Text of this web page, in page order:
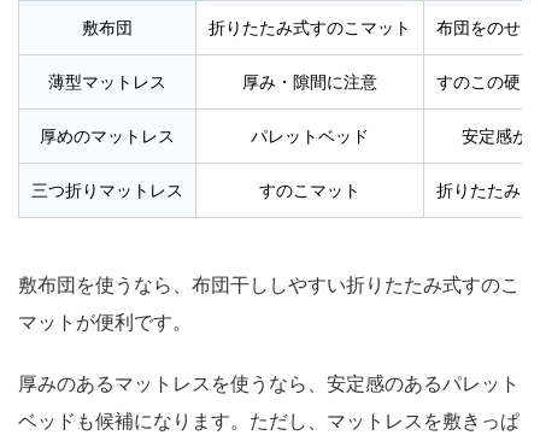
敷布団 折りたたみ式すのこマット 布団をのせ
薄型マットレス 厚み・隙間に注意 すのこの硬
厚めのマットレス パレットベッド 安定感が
三つ折りマットレス すのこマット 折りたたみ
敷布団を使うなら、布団干ししやすい折りたたみ式すのこ
マットが便利です。
厚みのあるマットレスを使うなら、安定感のあるパレット
ベッドも候補になります。ただし、マットレスを敷きっぱ